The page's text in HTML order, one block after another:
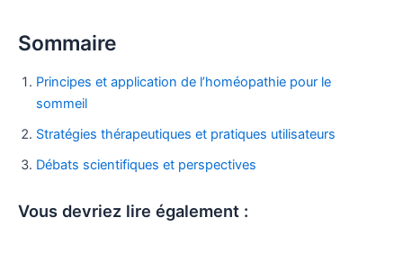
Sommaire
Principes et application de l’homéopathie pour le
sommeil
Stratégies thérapeutiques et pratiques utilisateurs
Débats scientifiques et perspectives
Vous devriez lire également :